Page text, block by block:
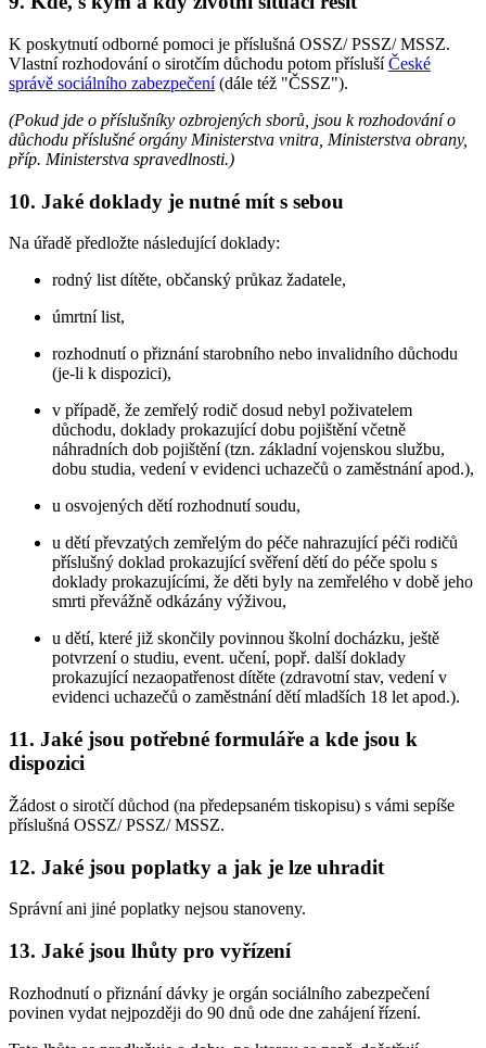
K poskytnutí odborné pomoci je příslušná OSSZ/ PSSZ/ MSSZ.
Vlastní rozhodování o sirotčím důchodu potom příslušíČeské
správě sociálního zabezpečení(dále též "ČSSZ").
(Pokud jde o příslušníky ozbrojených sborů, jsou k rozhodování o
důchodu příslušné orgány Ministerstva vnitra, Ministerstva obrany,
příp. Ministerstva spravedlnosti.)
10. Jaké doklady je nutné mít s sebou
Na úřadě předložte následující doklady:
rodný list dítěte, občanský průkaz žadatele,
úmrtní list,
rozhodnutí o přiznání starobního nebo invalidního důchodu
(je-li k dispozici),
v případě, že zemřelý rodič dosud nebyl poživatelem
důchodu, doklady prokazující dobu pojištění včetně
náhradních dob pojištění (tzn. základní vojenskou službu,
dobu studia, vedení v evidenci uchazečů o zaměstnání apod.),
u osvojených dětí rozhodnutí soudu,
u dětí převzatých zemřelým do péče nahrazující péči rodičů
příslušný doklad prokazující svěření dětí do péče spolu s
doklady prokazujícími, že děti byly na zemřelého v době jeho
smrti převážně odkázány výživou,
u dětí, které již skončily povinnou školní docházku, ještě
potvrzení o studiu, event. učení, popř. další doklady
prokazující nezaopatřenost dítěte (zdravotní stav, vedení v
evidenci uchazečů o zaměstnání dětí mladších 18 let apod.).
11. Jaké jsou potřebné formuláře a kde jsou k
dispozici
Žádost o sirotčí důchod (na předepsaném tiskopisu) s vámi sepíše
příslušná OSSZ/ PSSZ/ MSSZ.
12. Jaké jsou poplatky a jak je lze uhradit
Správní ani jiné poplatky nejsou stanoveny.
13. Jaké jsou lhůty pro vyřízení
Rozhodnutí o přiznání dávky je orgán sociálního zabezpečení
povinen vydat nejpozději do 90 dnů ode dne zahájení řízení.